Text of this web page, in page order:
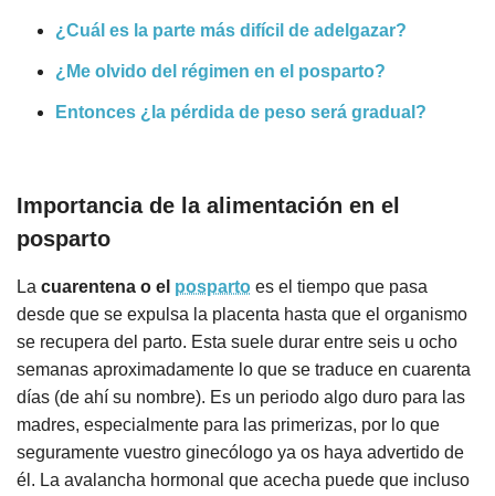
¿Cuál es la parte más difícil de adelgazar?
¿Me olvido del régimen en el posparto?
Entonces ¿la pérdida de peso será gradual?
Importancia de la alimentación en el
posparto
La cuarentena o el posparto es el tiempo que pasa
desde que se expulsa la placenta hasta que el organismo
se recupera del parto. Esta suele durar entre seis u ocho
semanas aproximadamente lo que se traduce en cuarenta
días (de ahí su nombre). Es un periodo algo duro para las
madres, especialmente para las primerizas, por lo que
seguramente vuestro ginecólogo ya os haya advertido de
él. La avalancha hormonal que acecha puede que incluso